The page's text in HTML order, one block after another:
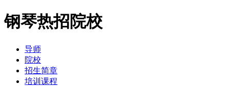
钢琴热招院校
导师
院校
招生简章
培训课程